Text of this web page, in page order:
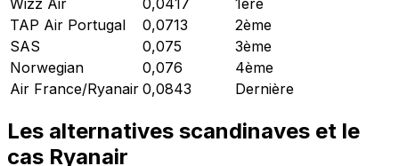
TAP Air Portugal
0,0713
2ème
SAS
0,075
3ème
Norwegian
0,076
4ème
Air France/Ryanair 0,0843 Dernière
Les alternatives scandinaves et le
cas Ryanair